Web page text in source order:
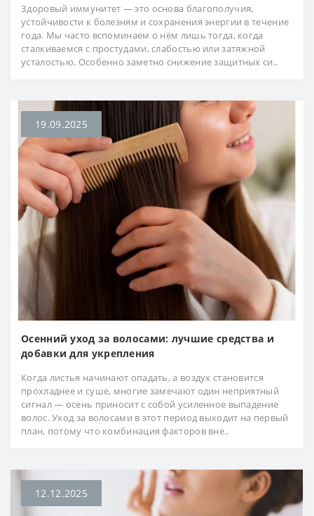
Здоровый иммунитет — это основа благополучия,
устойчивости к болезням и сохранения энергии в течение
года. Мы часто вспоминаем о нём лишь тогда, когда
сталкиваемся с простудами, слабостью или затяжной
усталостью. Особенно заметно снижение защитных си..
19.09.2025
Осенний уход за волосами: лучшие средства и
добавки для укрепления
Когда листья начинают опадать, а воздух становится
прохладнее и суше, многие замечают один неприятный
сигнал — осень приносит с собой усиленное выпадение
волос. Уход за волосами в этот период выходит на первый
план, потому что комбинация факторов вне..
12.12.2025